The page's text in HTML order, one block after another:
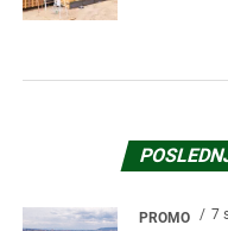
PROMO 7